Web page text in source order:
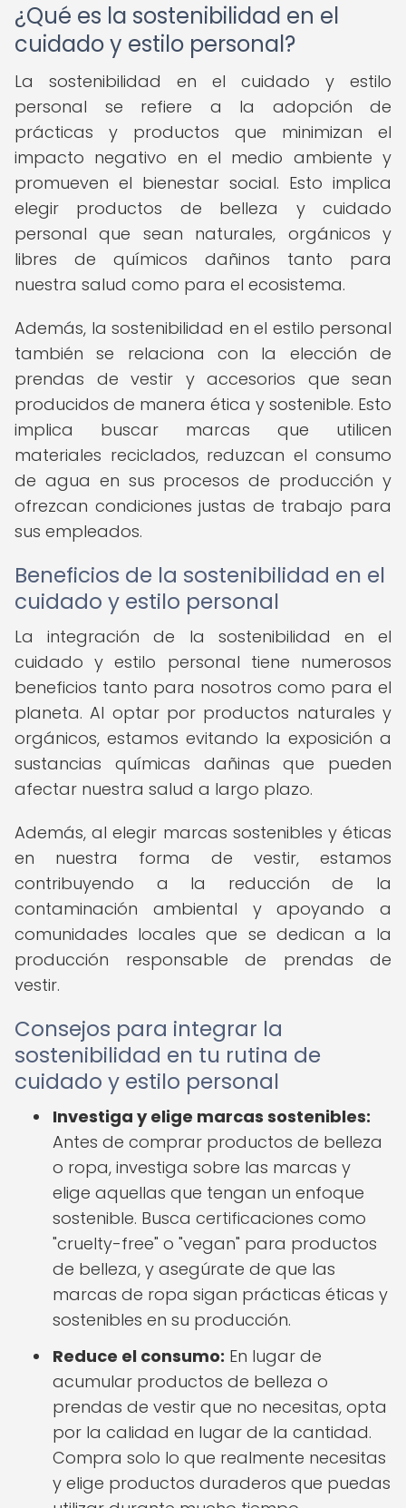
¿Qué es la sostenibilidad en el
cuidado y estilo personal?
La sostenibilidad en el cuidado y estilo
personal se refiere a la adopción de
prácticas y productos que minimizan el
impacto negativo en el medio ambiente y
promueven el bienestar social. Esto implica
elegir productos de belleza y cuidado
personal que sean naturales, orgánicos y
libres de químicos dañinos tanto para
nuestra salud como para el ecosistema.
Además, la sostenibilidad en el estilo personal
también se relaciona con la elección de
prendas de vestir y accesorios que sean
producidos de manera ética y sostenible. Esto
implica buscar marcas que utilicen
materiales reciclados, reduzcan el consumo
de agua en sus procesos de producción y
ofrezcan condiciones justas de trabajo para
sus empleados.
Beneficios de la sostenibilidad en el
cuidado y estilo personal
La integración de la sostenibilidad en el
cuidado y estilo personal tiene numerosos
beneficios tanto para nosotros como para el
planeta. Al optar por productos naturales y
orgánicos, estamos evitando la exposición a
sustancias químicas dañinas que pueden
afectar nuestra salud a largo plazo.
Además, al elegir marcas sostenibles y éticas
en nuestra forma de vestir, estamos
contribuyendo a la reducción de la
contaminación ambiental y apoyando a
comunidades locales que se dedican a la
producción responsable de prendas de
vestir.
Consejos para integrar la
sostenibilidad en tu rutina de
cuidado y estilo personal
Investiga y elige marcas sostenibles:
Antes de comprar productos de belleza
o ropa, investiga sobre las marcas y
elige aquellas que tengan un enfoque
sostenible. Busca certificaciones como
"cruelty-free" o "vegan" para productos
de belleza, y asegúrate de que las
marcas de ropa sigan prácticas éticas y
sostenibles en su producción.
Reduce el consumo: En lugar de
acumular productos de belleza o
prendas de vestir que no necesitas, opta
por la calidad en lugar de la cantidad.
Compra solo lo que realmente necesitas
y elige productos duraderos que puedas